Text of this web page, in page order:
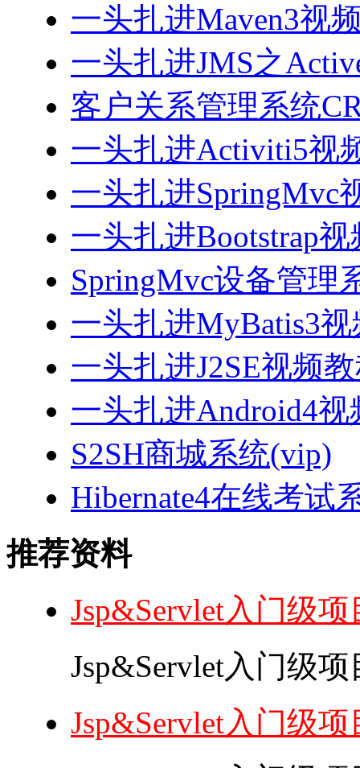
一头扎进Maven3视
一头扎进JMS之
客户关系管理系统
一头扎进Activiti5视
一头扎进SpringMvc
一头扎进Bootstrap
SpringMvc设备管理
一头扎进MyBatis3
一头扎进J2SE视频
一头扎进Android4视
S2SH商城系统(vip)
Hibernate4在线考试
推荐资料
Jsp&Servlet入门级
Jsp&Servlet入门级
Jsp&Servlet入门级